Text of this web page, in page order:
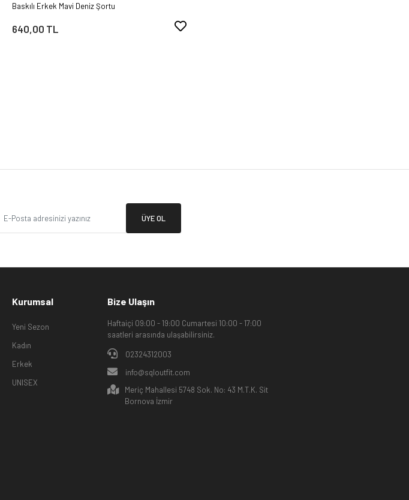
Baskılı Erkek Mavi Deniz Şortu
640,00 TL
ÜYE OL
Kurumsal
Yeni Sezon
Kadın
Erkek
UNISEX
Bize Ulaşın
Haftaiçi 09:00 - 19:00 Cumartesi 10:00 - 17:00
saatleri arasında ulaşabilirsiniz.
02324312003
info@sqloutfit.com
Meriç Mahallesi 5748 Sok. No: 43 M.T.K. Sit
Bornova İzmir